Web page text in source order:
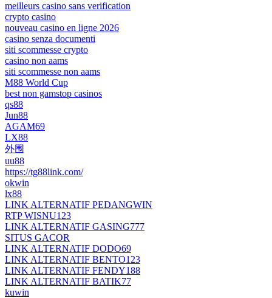
meilleurs casino sans verification
crypto casino
nouveau casino en ligne 2026
casino senza documenti
siti scommesse crypto
casino non aams
siti scommesse non aams
M88 World Cup
best non gamstop casinos
qs88
Jun88
AGAM69
LX88
外围
uu88
https://tg88link.com/
okwin
lx88
LINK ALTERNATIF PEDANGWIN
RTP WISNU123
LINK ALTERNATIF GASING777
SITUS GACOR
LINK ALTERNATIF DODO69
LINK ALTERNATIF BENTO123
LINK ALTERNATIF FENDY188
LINK ALTERNATIF BATIK77
kuwin